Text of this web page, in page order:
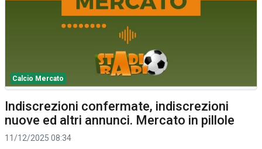
Calcio Mercato
Indiscrezioni confermate, indiscrezioni
nuove ed altri annunci. Mercato in pillole
11/12/2025 08:34